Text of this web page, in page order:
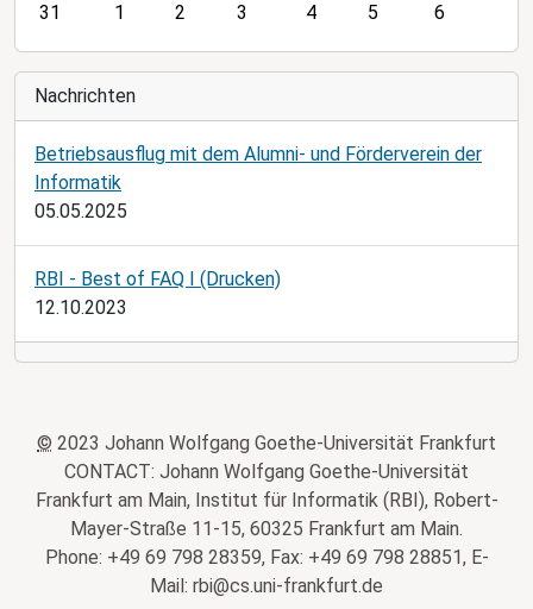
31
1 2 3 4 5 6
Nachrichten
Betriebsausflug mit dem Alumni- und Förderverein der
Informatik
05.05.2025
RBI - Best of FAQ I (Drucken)
12.10.2023
© 2023 Johann Wolfgang Goethe-Universität Frankfurt
CONTACT: Johann Wolfgang Goethe-Universität
Frankfurt am Main, Institut für Informatik (RBI), Robert-
Mayer-Straße 11-15, 60325 Frankfurt am Main.
Phone: +49 69 798 28359, Fax: +49 69 798 28851, E-
Mail: rbi@cs.uni-frankfurt.de